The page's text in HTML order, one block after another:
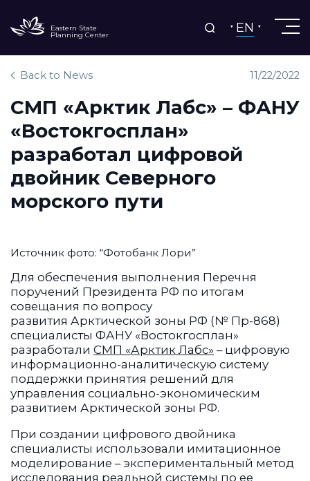
Eastern State
Planning Center EN
Back to News 11/22/2022
СМП «Арктик Лабс» – ФАНУ
«Востокгосплан»
разработал цифровой
двойник Северного
морского пути
Источник фото: “Фотобанк Лори”
Для обеспечения выполнения Перечня
поручений Президента РФ по итогам
совещания по вопросу
развития Арктической зоны РФ (№ Пр-868)
специалисты ФАНУ «Востокгосплан»
разработали СМП «Арктик Лабс» – цифровую
информационно-аналитическую систему
поддержки принятия решений для
управления социально-экономическим
развитием Арктической зоны РФ.
При создании цифрового двойника
специалисты использовали имитационное
моделирование – экспериментальный метод
исследования реальной системы по ее